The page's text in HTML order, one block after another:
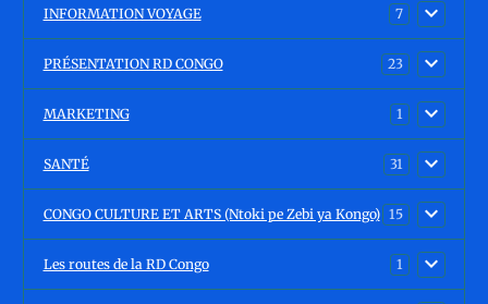
INFORMATION VOYAGE 7
PRÉSENTATION RD CONGO 23
MARKETING 1
SANTÉ 31
CONGO CULTURE ET ARTS (Ntoki pe Zebi ya Kongo) 15
Les routes de la RD Congo 1